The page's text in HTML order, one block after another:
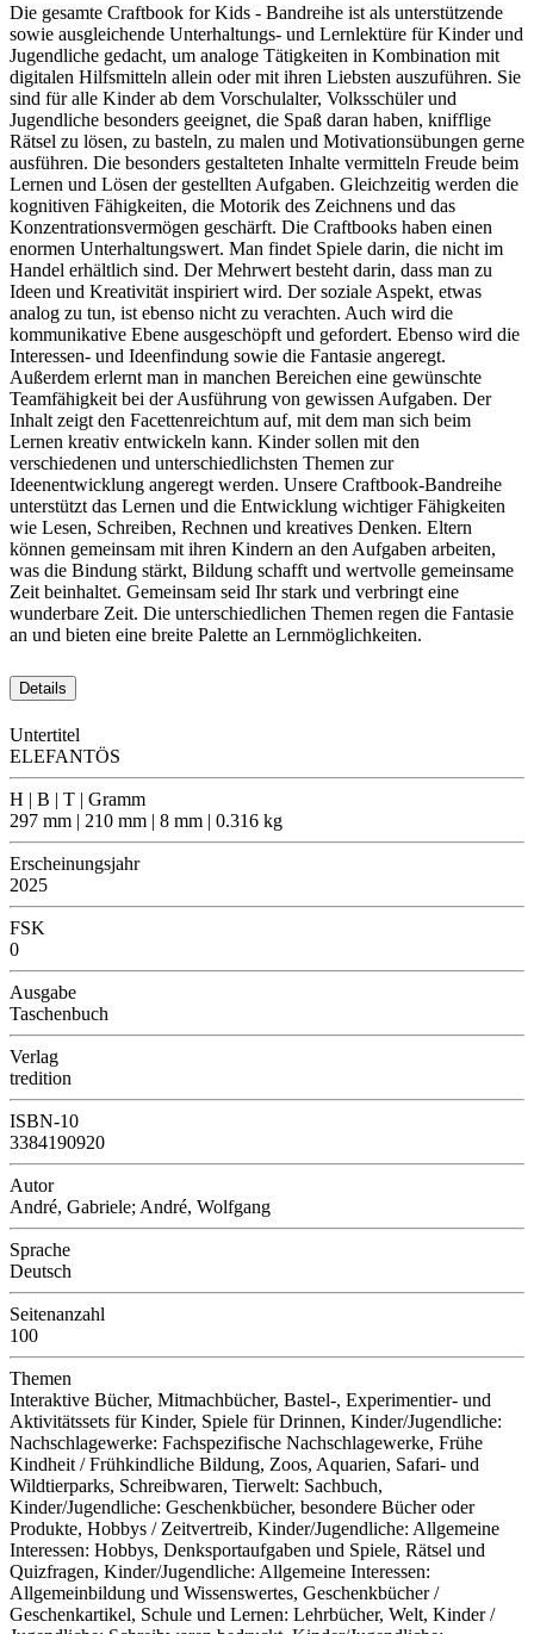
Die gesamte Craftbook for Kids - Bandreihe ist als unterstützende
sowie ausgleichende Unterhaltungs- und Lernlektüre für Kinder und
Jugendliche gedacht, um analoge Tätigkeiten in Kombination mit
digitalen Hilfsmitteln allein oder mit ihren Liebsten auszuführen. Sie
sind für alle Kinder ab dem Vorschulalter, Volksschüler und
Jugendliche besonders geeignet, die Spaß daran haben, knifflige
Rätsel zu lösen, zu basteln, zu malen und Motivationsübungen gerne
ausführen. Die besonders gestalteten Inhalte vermitteln Freude beim
Lernen und Lösen der gestellten Aufgaben. Gleichzeitig werden die
kognitiven Fähigkeiten, die Motorik des Zeichnens und das
Konzentrationsvermögen geschärft. Die Craftbooks haben einen
enormen Unterhaltungswert. Man findet Spiele darin, die nicht im
Handel erhältlich sind. Der Mehrwert besteht darin, dass man zu
Ideen und Kreativität inspiriert wird. Der soziale Aspekt, etwas
analog zu tun, ist ebenso nicht zu verachten. Auch wird die
kommunikative Ebene ausgeschöpft und gefordert. Ebenso wird die
Interessen- und Ideenfindung sowie die Fantasie angeregt.
Außerdem erlernt man in manchen Bereichen eine gewünschte
Teamfähigkeit bei der Ausführung von gewissen Aufgaben. Der
Inhalt zeigt den Facettenreichtum auf, mit dem man sich beim
Lernen kreativ entwickeln kann. Kinder sollen mit den
verschiedenen und unterschiedlichsten Themen zur
Ideenentwicklung angeregt werden. Unsere Craftbook-Bandreihe
unterstützt das Lernen und die Entwicklung wichtiger Fähigkeiten
wie Lesen, Schreiben, Rechnen und kreatives Denken. Eltern
können gemeinsam mit ihren Kindern an den Aufgaben arbeiten,
was die Bindung stärkt, Bildung schafft und wertvolle gemeinsame
Zeit beinhaltet. Gemeinsam seid Ihr stark und verbringt eine
wunderbare Zeit. Die unterschiedlichen Themen regen die Fantasie
an und bieten eine breite Palette an Lernmöglichkeiten.
Details
Untertitel
ELEFANTÖS
H | B | T | Gramm
297 mm | 210 mm | 8 mm | 0.316 kg
Erscheinungsjahr
2025
FSK
0
Ausgabe
Taschenbuch
Verlag
tredition
ISBN-10
3384190920
Autor
André, Gabriele; André, Wolfgang
Sprache
Deutsch
Seitenanzahl
100
Themen
Interaktive Bücher, Mitmachbücher, Bastel-, Experimentier- und
Aktivitätssets für Kinder, Spiele für Drinnen, Kinder/Jugendliche:
Nachschlagewerke: Fachspezifische Nachschlagewerke, Frühe
Kindheit / Frühkindliche Bildung, Zoos, Aquarien, Safari- und
Wildtierparks, Schreibwaren, Tierwelt: Sachbuch,
Kinder/Jugendliche: Geschenkbücher, besondere Bücher oder
Produkte, Hobbys / Zeitvertreib, Kinder/Jugendliche: Allgemeine
Interessen: Hobbys, Denksportaufgaben und Spiele, Rätsel und
Quizfragen, Kinder/Jugendliche: Allgemeine Interessen:
Allgemeinbildung und Wissenswertes, Geschenkbücher /
Geschenkartikel, Schule und Lernen: Lehrbücher, Welt, Kinder /